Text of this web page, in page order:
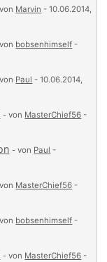
Marvin - 10.06.2014,
bobsenhimself -
Paul - 10.06.2014,
- von MasterChief56 -
- von Paul -
MasterChief56 -
bobsenhimself -
- von MasterChief56 -